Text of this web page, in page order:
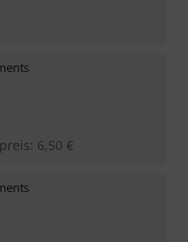
: 6,50 €